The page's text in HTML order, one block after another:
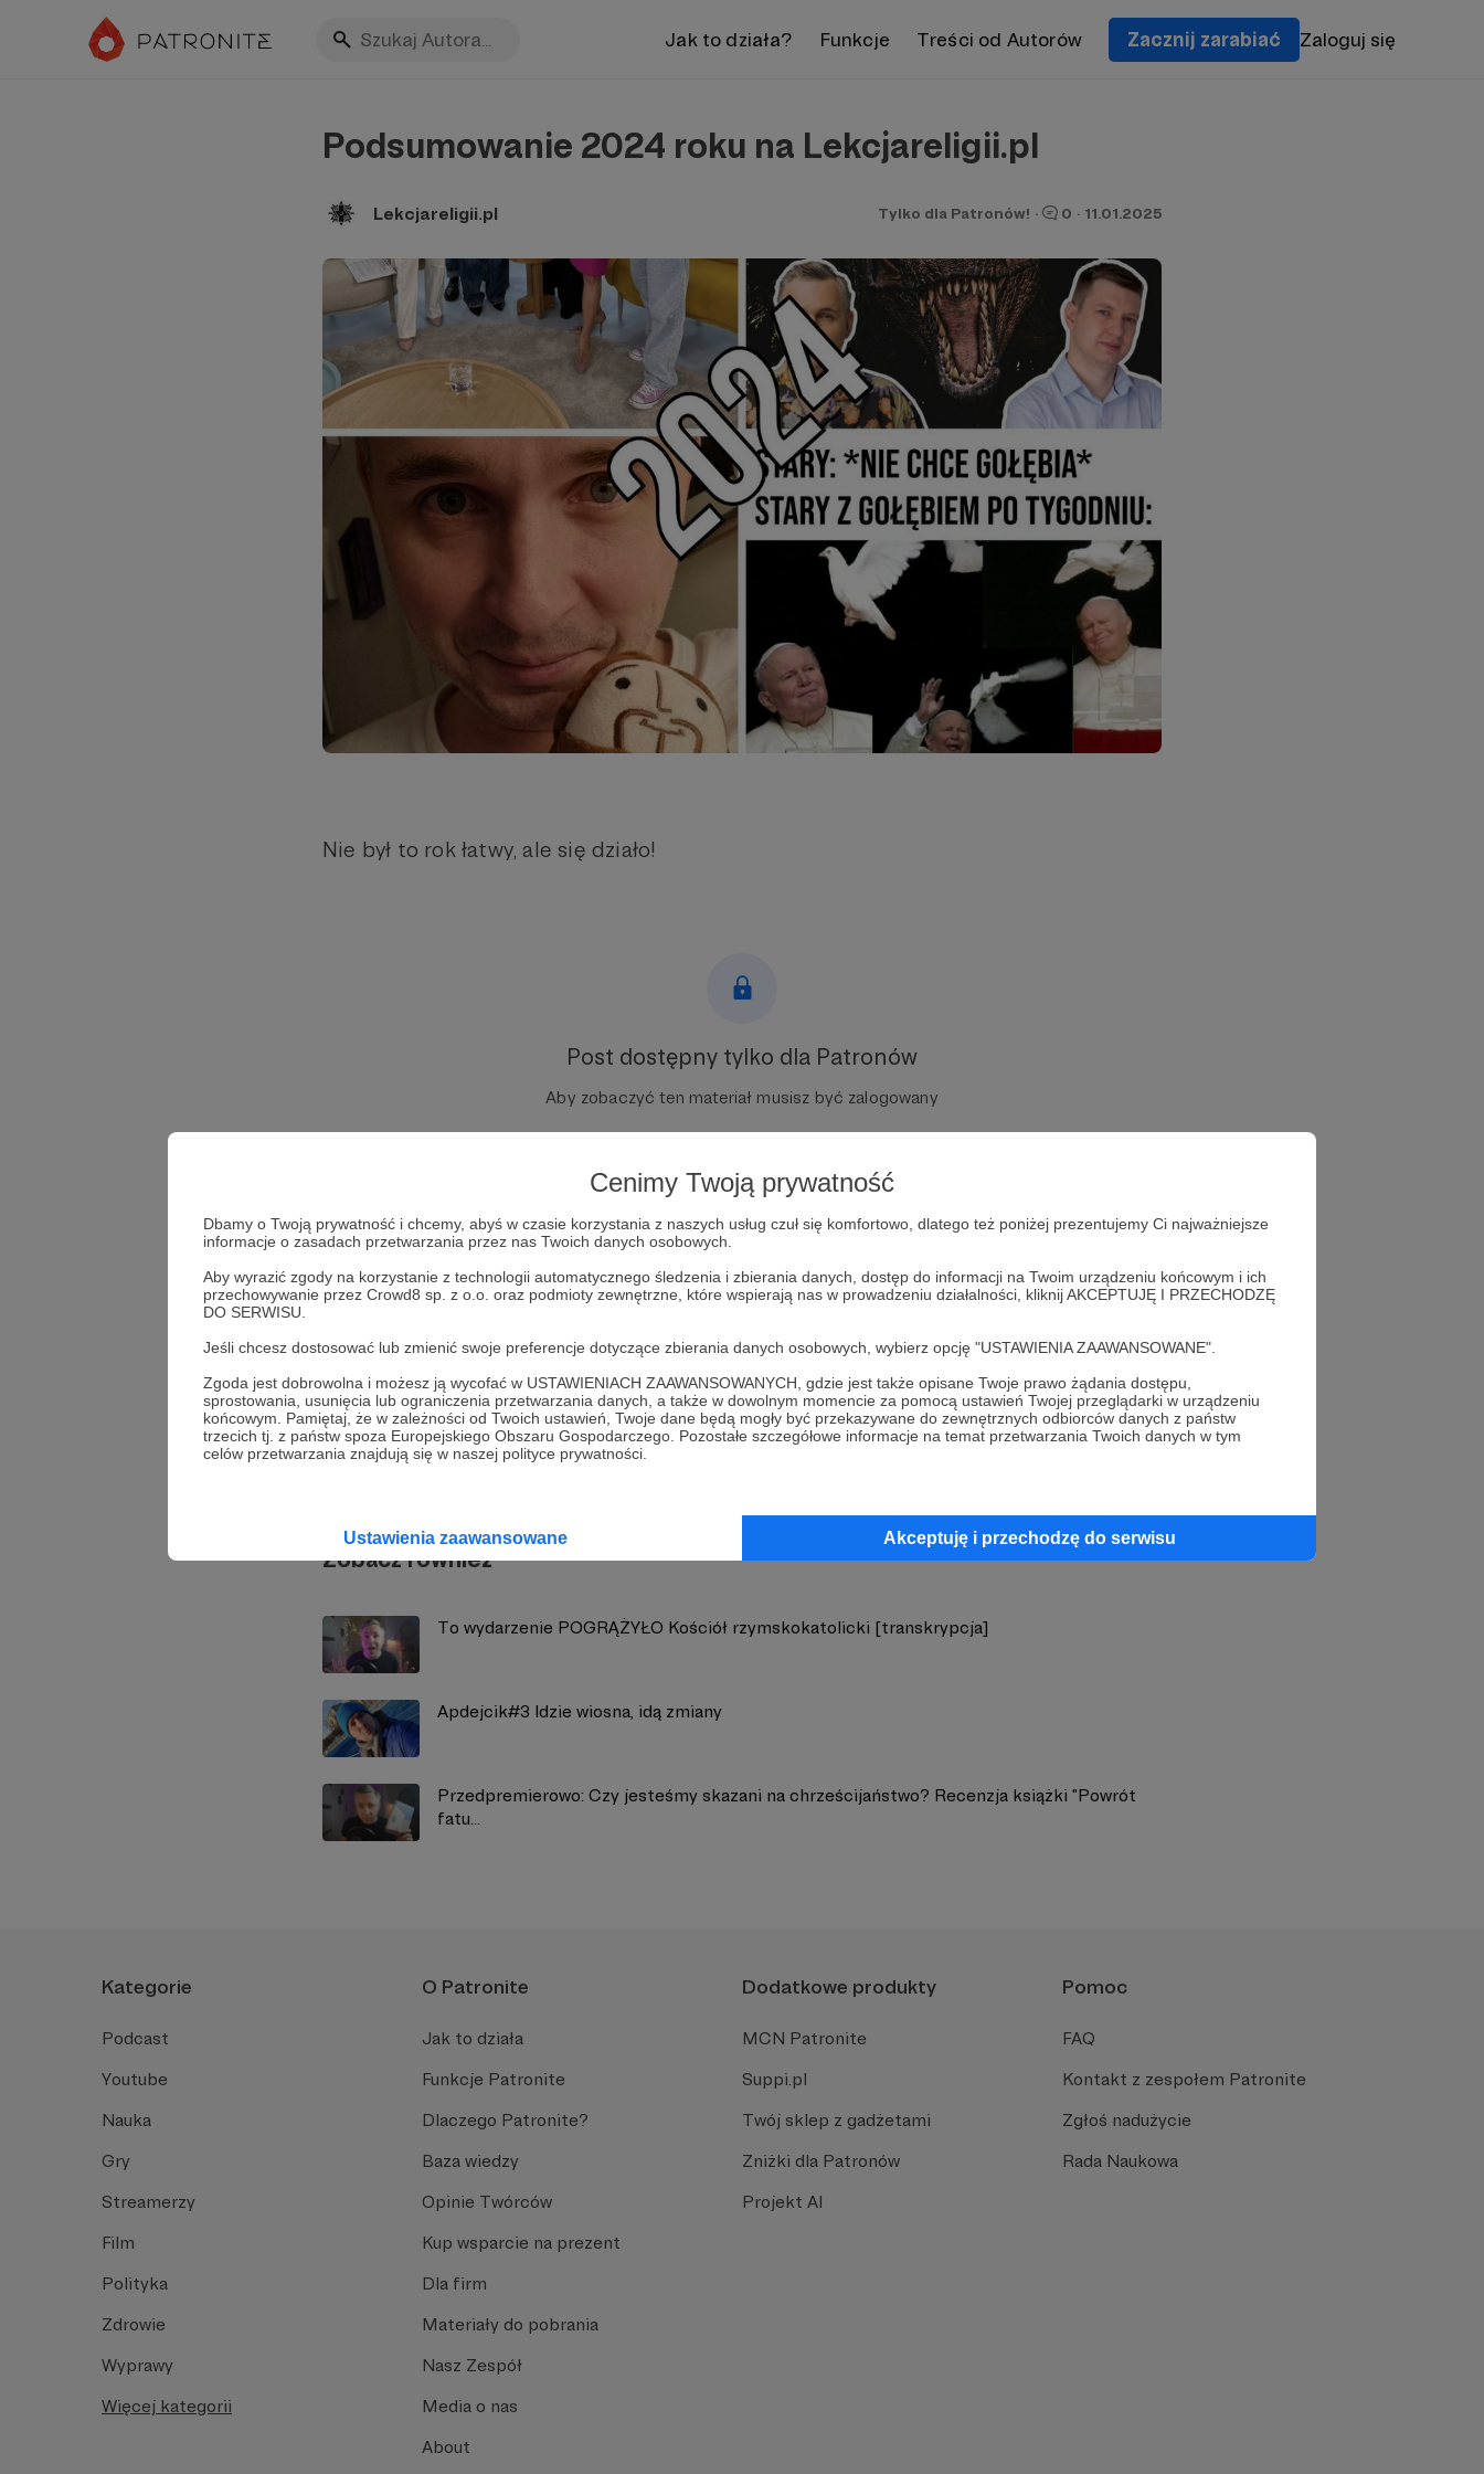
Cenimy Twoją prywatność
Dbamy o Twoją prywatność i chcemy, abyś w czasie korzystania z naszych usług czuł się komfortowo, dlatego też poniżej prezentujemy Ci najważniejsze
informacje o zasadach przetwarzania przez nas Twoich danych osobowych.
Aby wyrazić zgody na korzystanie z technologii automatycznego śledzenia i zbierania danych, dostęp do informacji na Twoim urządzeniu końcowym i ich
przechowywanie przez Crowd8 sp. z o.o. oraz podmioty zewnętrzne, które wspierają nas w prowadzeniu działalności, kliknij AKCEPTUJĘ I PRZECHODZĘ
DO SERWISU.
Jeśli chcesz dostosować lub zmienić swoje preferencje dotyczące zbierania danych osobowych, wybierz opcję "USTAWIENIA ZAAWANSOWANE".
Zgoda jest dobrowolna i możesz ją wycofać w USTAWIENIACH ZAAWANSOWANYCH, gdzie jest także opisane Twoje prawo żądania dostępu,
sprostowania, usunięcia lub ograniczenia przetwarzania danych, a także w dowolnym momencie za pomocą ustawień Twojej przeglądarki w urządzeniu
końcowym. Pamiętaj, że w zależności od Twoich ustawień, Twoje dane będą mogły być przekazywane do zewnętrznych odbiorców danych z państw
trzecich tj. z państw spoza Europejskiego Obszaru Gospodarczego. Pozostałe szczegółowe informacje na temat przetwarzania Twoich danych w tym
celów przetwarzania znajdują się w naszej polityce prywatności.
Ustawienia zaawansowane Akceptuję i przechodzę do serwisu
Jak to działa? Funkcje Treści od Autorów Zacznij zarabiać Zaloguj się
Podsumowanie 2024 roku na Lekcjareligii.pl
Lekcjareligii.pl Tylko dla Patronów! · 0 · 11.01.2025
Nie był to rok łatwy, ale się działo!
Post dostępny tylko dla Patronów
Aby zobaczyć ten materiał musisz być zalogowany
podsumowanie roku
Udostępnij
Lekcjareligii.pl Zobacz profil autora
Zobacz również
To wydarzenie POGRĄŻYŁO Kościół rzymskokatolicki [transkrypcja]
Apdejcik#3 Idzie wiosna, idą zmiany
Przedpremierowo: Czy jesteśmy skazani na chrześcijaństwo? Recenzja książki "Powrót
fatu...
Kategorie
Podcast
Youtube
Nauka
Gry
Streamerzy
Film
Polityka
Zdrowie
Wyprawy
Więcej kategorii
O Patronite
Jak to działa
Funkcje Patronite
Dlaczego Patronite?
Baza wiedzy
Opinie Twórców
Kup wsparcie na prezent
Dla firm
Materiały do pobrania
Nasz Zespół
Media o nas
About
Dodatkowe produkty
MCN Patronite
Suppi.pl
Twój sklep z gadżetami
Zniżki dla Patronów
Projekt AI
Pomoc
FAQ
Kontakt z zespołem Patronite
Zgłoś nadużycie
Rada Naukowa